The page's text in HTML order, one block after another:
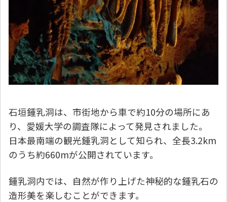
石垣鍾乳洞は、市街地から車で約10分の場所にあ
り、愛媛大学の調査隊によって発見されました。
日本最南端の観光鍾乳洞として知られ、全長3.2km
のうち約660mが公開されています。
鍾乳洞内では、自然が作り上げた神秘的な鍾乳石の
造形美を楽しむことができます。